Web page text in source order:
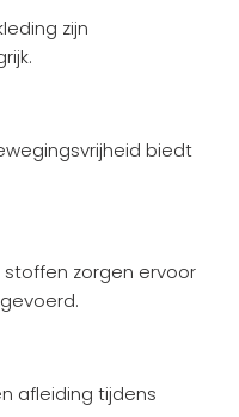
zijn
biedt
zorgen ervoor
afleiding tijdens